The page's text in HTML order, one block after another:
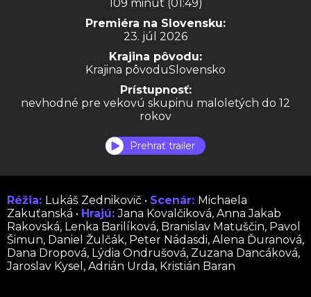
109 minút (01:49)
Premiéra na Slovensku:
23. júl 2026
Krajina pôvodu:
Krajina pôvoduSlovensko
Prístupnosť:
nevhodné pre vekovú skupinu maloletých do 12
rokov
Prehrať trailer
Réžia: Lukáš Zednikovič • Scenár: Michaela
Zakuťanská • Hrajú:Jana Kovalčiková, Anna Jakab
Rakovská, Lenka Barilíková, Branislav Matuščin, Pavol
Šimun, Daniel Žulčák, Peter Nádasdi, Alena Ďuranová,
Dana Dropová, Lýdia Ondrušová, Zuzana Dancáková,
Jaroslav Kysel, Adrián Urda, Kristián Baran